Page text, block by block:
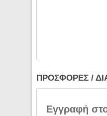
ΠΡΟΣΦΟΡΕΣ /
Εγγραφή